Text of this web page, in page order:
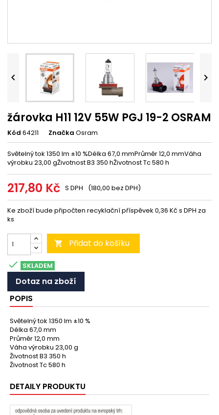
 
žárovka H11 12V 55W PGJ 19-2 OSRAM
Kód 64211 Značka Osram
Světelný tok 1350 lm ±10 %Délka 67,0 mmPrůměr 12,0 mmVáha
výrobku 23,00 gŽivotnost B3 350 hŽivotnost Tc 580 h
217,80 Kč S DPH (180,00 bez DPH)
Ke zboží bude připočten recyklační příspěvek 0,36 Kč s DPH za
ks
 Přidat do košíku
 SKLADEM
Dotaz na zboží
POPIS
Světelný tok 1350 lm ±10 %
Délka 67,0 mm
Průměr 12,0 mm
Váha výrobku 23,00 g
Životnost B3 350 h
Životnost Tc 580 h
DETAILY PRODUKTU